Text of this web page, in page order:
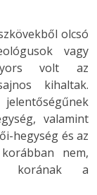
olcsó
vagy
gyors volt az
kihaltak.
valamint
hegység és az
nem,
korának a